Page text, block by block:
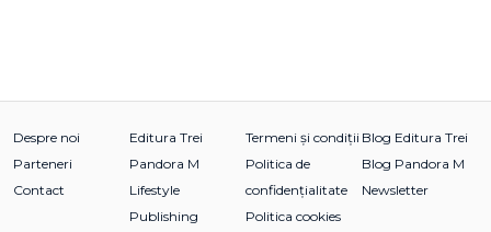
Despre noi
Parteneri
Contact
Editura Trei
Pandora M
Lifestyle
Publishing
Termeni și condiții
Politica de
confidențialitate
Politica cookies
Blog Editura Trei
Blog Pandora M
Newsletter